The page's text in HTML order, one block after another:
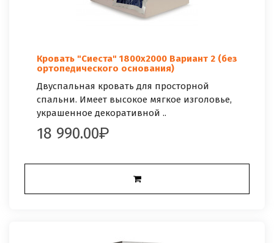
Кровать "Сиеста" 1800х2000 Вариант 2 (без
ортопедического основания)
Двуспальная кровать для просторной
спальни. Имеет высокое мягкое изголовье,
украшенное декоративной ..
18 990.00